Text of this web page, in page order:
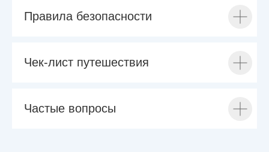
Правила безопасности
Чек-лист путешествия
Частые вопросы